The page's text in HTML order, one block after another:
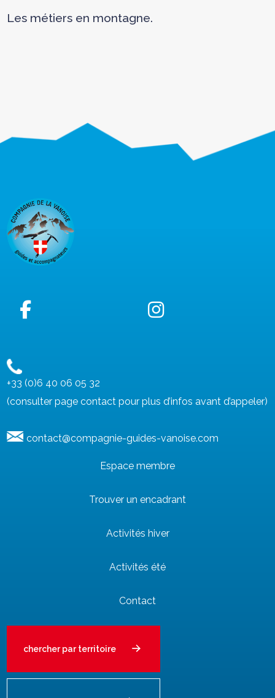
Les métiers en montagne.
+33 (0)6 40 06 05 32
(consulter page contact pour plus d’infos avant d’appeler)
contact@compagnie-guides-vanoise.com
Espace membre
Trouver un encadrant
Activités hiver
Activités été
Contact
chercher par territoire